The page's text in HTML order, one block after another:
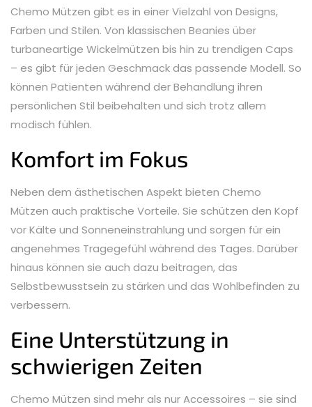
Chemo Mützen gibt es in einer Vielzahl von Designs,
Farben und Stilen. Von klassischen Beanies über
turbaneartige Wickelmützen bis hin zu trendigen Caps
– es gibt für jeden Geschmack das passende Modell. So
können Patienten während der Behandlung ihren
persönlichen Stil beibehalten und sich trotz allem
modisch fühlen.
Komfort im Fokus
Neben dem ästhetischen Aspekt bieten Chemo
Mützen auch praktische Vorteile. Sie schützen den Kopf
vor Kälte und Sonneneinstrahlung und sorgen für ein
angenehmes Tragegefühl während des Tages. Darüber
hinaus können sie auch dazu beitragen, das
Selbstbewusstsein zu stärken und das Wohlbefinden zu
verbessern.
Eine Unterstützung in
schwierigen Zeiten
Chemo Mützen sind mehr als nur Accessoires – sie sind